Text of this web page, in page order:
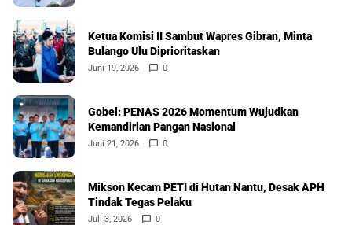
Ketua Komisi II Sambut Wapres Gibran, Minta
Bulango Ulu Diprioritaskan
Juni 19, 2026 0
Gobel: PENAS 2026 Momentum Wujudkan
Kemandirian Pangan Nasional
Juni 21, 2026 0
Mikson Kecam PETI di Hutan Nantu, Desak APH
Tindak Tegas Pelaku
Juli 3, 2026 0